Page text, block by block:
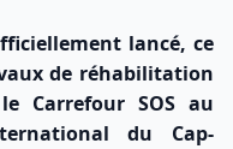
lancé, ce
de réhabilitation
Carrefour SOS au
du Cap-